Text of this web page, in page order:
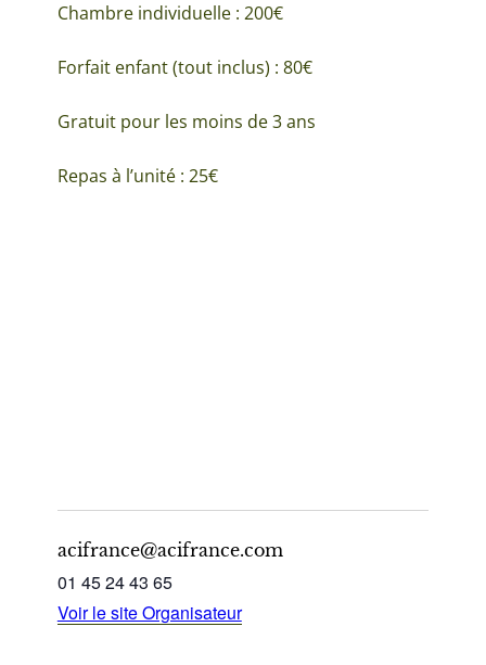
Chambre individuelle : 200€
Forfait enfant (tout inclus) : 80€
Gratuit pour les moins de 3 ans
Repas à l’unité : 25€
acifrance@acifrance.com
01 45 24 43 65
Voir le site Organisateur